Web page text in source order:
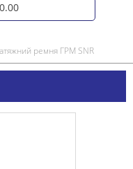
ремня ГРМ SNR